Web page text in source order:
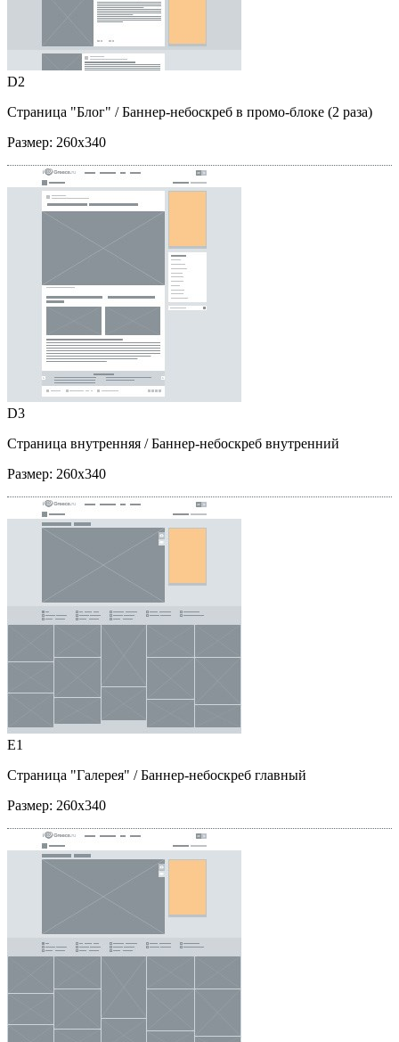
D2
Страница "Блог" / Баннер-небоскреб в промо-блоке (2 раза)
Размер: 260x340
D3
Страница внутренняя / Баннер-небоскреб внутренний
Размер: 260x340
E1
Страница "Галерея" / Баннер-небоскреб главный
Размер: 260x340